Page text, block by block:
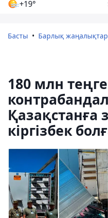
+19°
Басты Барлық жаңалықтар
180 млн
Қазақстанға
кіргізбек